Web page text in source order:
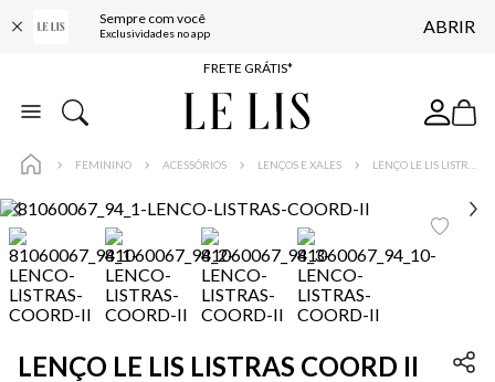
Sempre com você
Exclusividades no app ABRIR
ENTREGA EXPRESSA*
FRETE GRÁTIS*
BAIXE O APP
FEMININO ACESSÓRIOS LENÇOS E XALES
LENÇO LE LIS LISTRAS COORD II